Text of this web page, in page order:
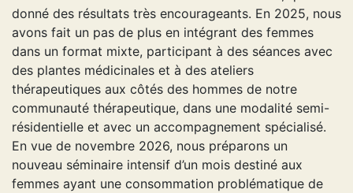
donné des résultats très encourageants. En 2025, nous
avons fait un pas de plus en intégrant des femmes
dans un format mixte, participant à des séances avec
des plantes médicinales et à des ateliers
thérapeutiques aux côtés des hommes de notre
communauté thérapeutique, dans une modalité semi-
résidentielle et avec un accompagnement spécialisé.
En vue de novembre 2026, nous préparons un
nouveau séminaire intensif d’un mois destiné aux
femmes ayant une consommation problématique de